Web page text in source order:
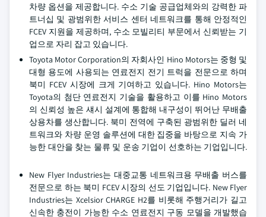
차량 옵션을 제공합니다. 수소 기술 공급업체와의 강력한 파
트너십 및 광범위한 서비스 센터 네트워크를 통해 안정적인
FCEV 지원을 제공하며, 수소 모빌리티 부문에서 신뢰받는 기
업으로 자리 잡고 있습니다.
Toyota Motor Corporation의 자회사인 Hino Motors는 중형 및
대형 용도에 사용되는 연료전지 전기 트럭을 전문으로 하며
북미 FCEV 시장에 크게 기여하고 있습니다. Hino Motors는
Toyota의 첨단 연료전지 기술을 활용하고 이를 Hino Motors
의 신뢰성 높은 섀시 설계에 통합해 내구성이 뛰어난 무배출
상용차를 생산합니다. 북미 전역에 구축된 광범위한 딜러 네
트워크와 차량 운영 솔루션에 대한 집중을 바탕으로 지속 가
능한 대안을 찾는 물류 및 운송 기업이 선호하는 기업입니다.
New Flyer Industries는 대중교통 네트워크용 무배출 버스를
전문으로 하는 북미 FCEV 시장의 선도 기업입니다. New Flyer
Industries는 Xcelsior CHARGE H2를 비롯해 주행거리가 길고
신속한 충전이 가능한 수소 연료전지 구동 모델을 개발했습